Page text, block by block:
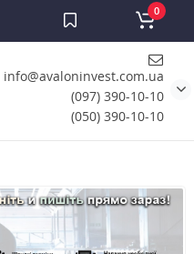
info@avaloninvest.com.ua
(097) 390-10-10
(050) 390-10-10
0